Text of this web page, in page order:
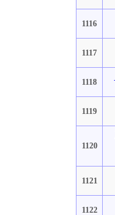
1116
1117
1118
1119
1120
1121
1122